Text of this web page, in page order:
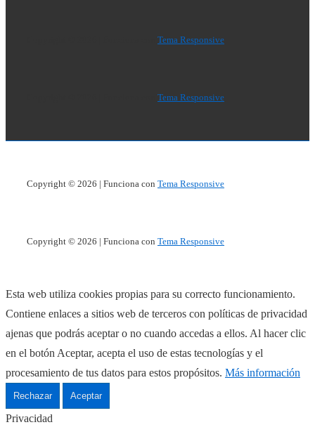
Tema Responsive
Tema Responsive
Copyright © 2026 | Funciona con Tema Responsive
Copyright © 2026 | Funciona con Tema Responsive
Esta web utiliza cookies propias para su correcto funcionamiento.
Contiene enlaces a sitios web de terceros con políticas de privacidad
ajenas que podrás aceptar o no cuando accedas a ellos. Al hacer clic
en el botón Aceptar, acepta el uso de estas tecnologías y el
procesamiento de tus datos para estos propósitos. Más información
Rechazar Aceptar
Privacidad